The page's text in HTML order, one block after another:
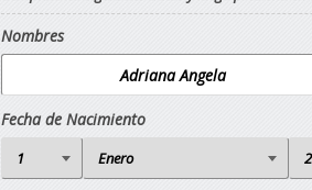
Nombres
Fecha de Nacimiento